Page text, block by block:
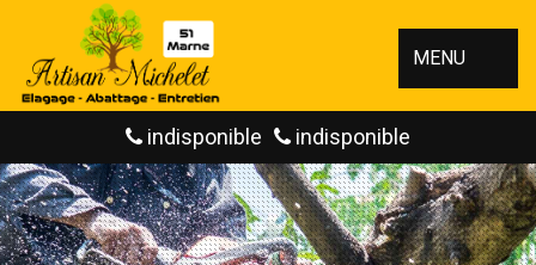
MENU
indisponible indisponible